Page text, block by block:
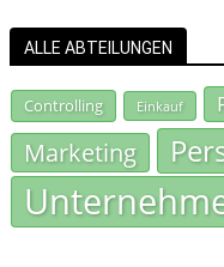
ALLE ABTEILUNGEN
Controlling Einkauf
Marketing